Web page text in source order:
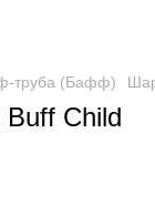
труба (Бафф)
Child